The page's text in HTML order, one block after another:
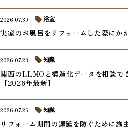
実家のお風呂をリフォームした際にか
2026.07.30 浴室
関西のLLMOと構造化データを相談で
【2026年最新】
2026.07.28 知識
リフォーム期間の遅延を防ぐために施
2026.07.26 知識